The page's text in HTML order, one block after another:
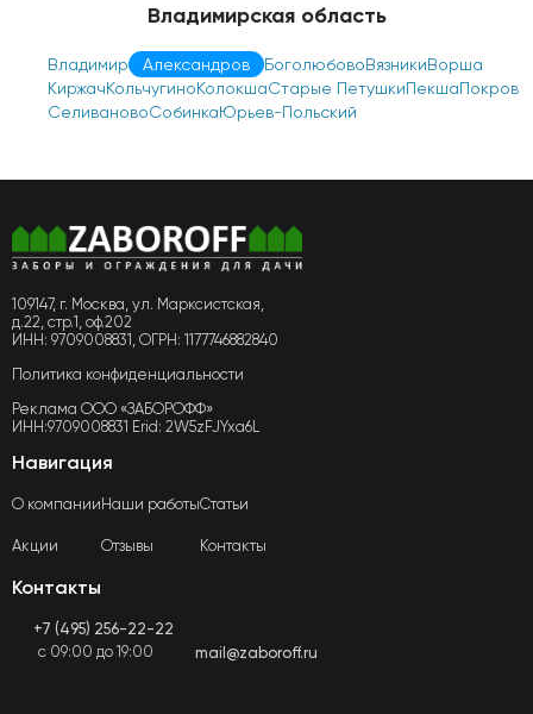
Владимирская область
Владимир Александров БоголюбовоВязникиВорша
КиржачКольчугиноКолокшаСтарые ПетушкиПекшаПокров
СеливановоСобинкаЮрьев-Польский
109147, г. Москва, ул. Марксистская,
д.22, стр.1, оф.202
ИНН: 9709008831, ОГРН: 1177746882840
Политика конфиденциальности
Реклама ООО «ЗАБОРОФФ»
ИНН:9709008831 Erid: 2W5zFJYxa6L
Навигация
О компании
Акции
Наши работы
Отзывы
Статьи
Контакты
Контакты
+7 (495) 256-22-22
с 09:00 до 19:00
mail@zaboroff.ru